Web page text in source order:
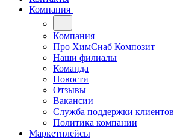
Компания
Компания
Про ХимСнаб Композит
Наши филиалы
Команда
Новости
Отзывы
Вакансии
Служба поддержки клиентов
Политика компании
Маркетплейсы